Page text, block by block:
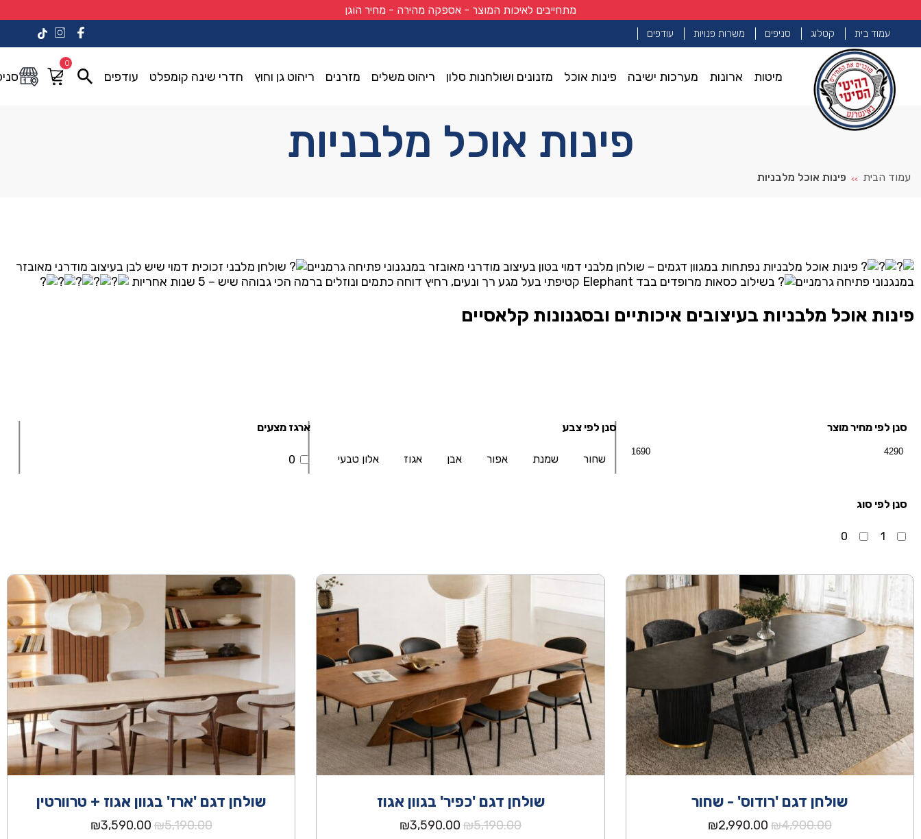
מתחייבים לאיכות המוצר - אספקה מהירה - מחיר הוגן
עמוד בית קטלוג סניפים משרות פנויות עודפים
מיטות ארונות מערכות ישיבה פינות אוכל מזנונים ושולחנות סלון ריהוט משלים מזרנים ריהוט גן וחוץ חדרי שינה קומפלט עודפים
0
פינות אוכל מלבניות
עמוד הבית >> פינות אוכל מלבניות
פינות אוכל מלבניות נפתחות במגוון דגמים – שולחן מלבני דמוי בטון בעיצוב מודרני מאובזר במנגנוני פתיחה גרמניים
שולחן מלבני זכוכית דמוי שיש לבן בעיצוב מודרני מאובזר
במנגנוני פתיחה גרמניים
בשילוב כסאות מרופדים בבד Elephant קטיפתי בעל מגע רך ונעים, רחיץ דוחה כתמים ונוזלים ברמה הכי גבוהה שיש – 5 שנות אחריות
פינות אוכל מלבניות בעיצובים איכותיים ובסגנונות קלאסיים
סנן לפי מחיר מוצר סנן לפי צבע
שחור שמנת אפור אבן אגוז אלון טבעי
ארגז מצעים
0
סנן לפי סוג
1
0
שולחן דגם 'רודוס' - שחור
₪4,900.00
המחיר
₪2,990.00
שולחן דגם 'כפיר' בגוון אגוז
₪5,190.00
המחיר
₪3,590.00
המחיר
שולחן דגם 'ארז' בגוון אגוז + טרוורטין
₪5,190.00
המחיר
₪3,590.00